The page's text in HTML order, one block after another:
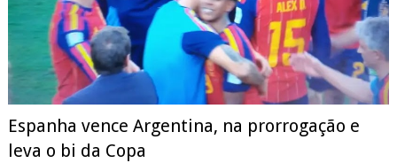
Espanha vence Argentina, na prorrogação e
leva o bi da Copa